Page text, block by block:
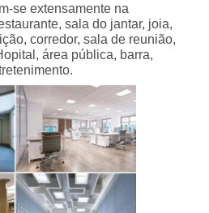
se extensamente na
sala do jantar, joia,
corredor, sala de reunião,
área pública, barra,